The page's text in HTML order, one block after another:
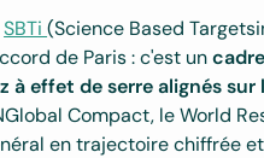
SBTi(Science Based
de Paris : c'est un
à effet de serre alignés
Compact, le World
en trajectoire chiffrée